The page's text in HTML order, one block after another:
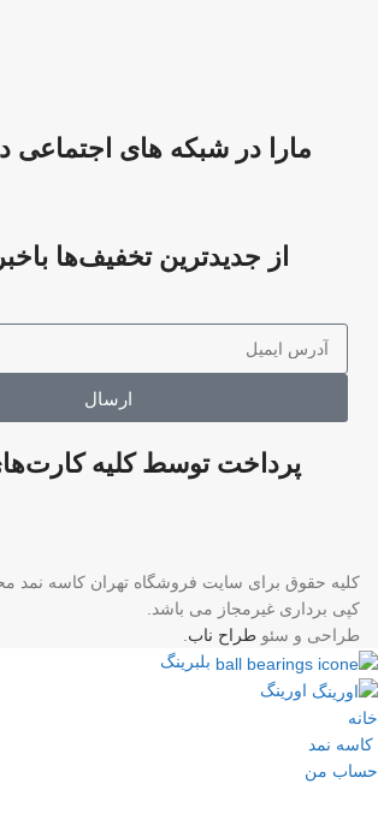
مارا در شبکه های اجتماعی
از جدیدترین تخفیف‌ها
ارسال
پرداخت توسط کلیه
کلیه حقوق برای سایت فروشگاه تهران کاسه نمد
کپی برداری غیرمجاز می باشد.
طراحی و سئو طراح ناب.
بلبرینگ
اورینگ
خانه
کاسه نمد
حساب من